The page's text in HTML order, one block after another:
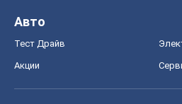
Авто
Тест Драйв
Акции